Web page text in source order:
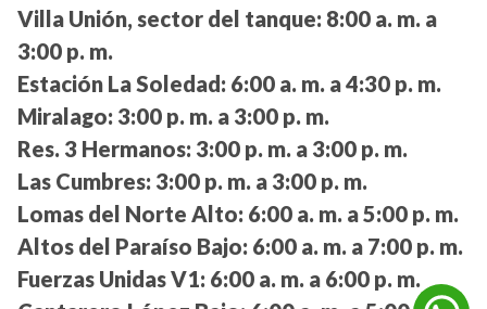
Villa Unión, sector del tanque: 8:00 a. m. a
3:00 p. m.
Estación La Soledad: 6:00 a. m. a 4:30 p. m.
Miralago: 3:00 p. m. a 3:00 p. m.
Res. 3 Hermanos: 3:00 p. m. a 3:00 p. m.
Las Cumbres: 3:00 p. m. a 3:00 p. m.
Lomas del Norte Alto: 6:00 a. m. a 5:00 p. m.
Altos del Paraíso Bajo: 6:00 a. m. a 7:00 p. m.
Fuerzas Unidas V1: 6:00 a. m. a 6:00 p. m.